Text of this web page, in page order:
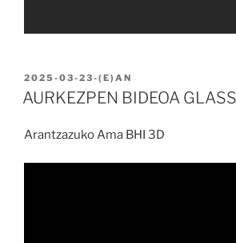
2025-03-23-(E)AN
AURKEZPEN BIDEOA
Arantzazuko Ama BHI 3D